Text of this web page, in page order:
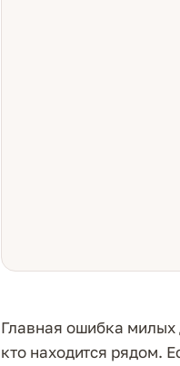
Главная ошибка милых
кто находится рядом.